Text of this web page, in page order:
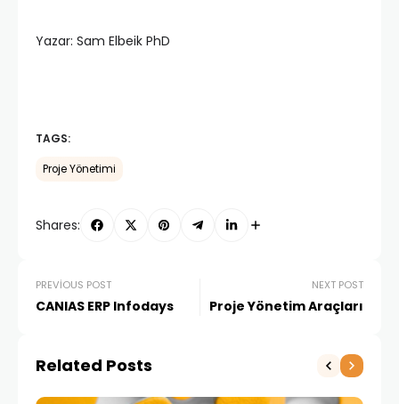
Yazar: Sam Elbeik PhD
TAGS:
Proje Yönetimi
Shares:
PREVIOUS POST
CANIAS ERP Infodays
NEXT POST
Proje Yönetim Araçları
Related Posts